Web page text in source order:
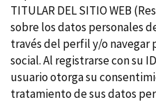
TITULAR DEL SITIO WEB
sobre los datos personales
través del perfil y/o navegar
social. Al registrarse con su
usuario otorga su
tratamiento de sus datos